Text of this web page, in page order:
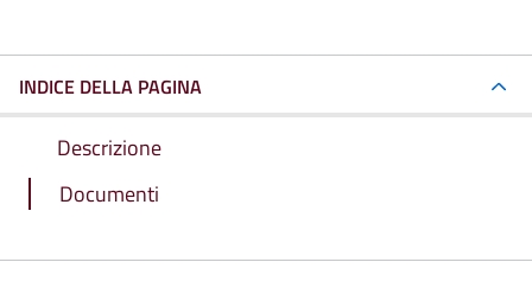
INDICE DELLA PAGINA
Descrizione
Documenti